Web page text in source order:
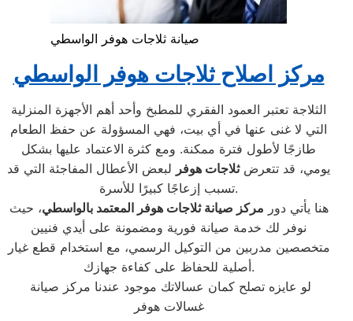
صيانة ثلاجات هوفر الواسطي
مركز اصلاح ثلاجات هوفر الواسطي
الثلاجة تعتبر العمود الفقري للمطبخ وأحد أهم الأجهزة المنزلية
التي لا غنى عنها في أي بيت، فهي المسؤولة عن حفظ الطعام
طازجًا لأطول فترة ممكنة. ومع كثرة الاعتماد عليها بشكل
يومي، قد تتعرضثلاجات هوفر لبعض الأعطال المفاجئة التي قد
تسبب إزعاجًا كبيرًا للأسرة.
هنا يأتي دور مركز صيانة ثلاجات هوفر المعتمد بالواسطي، حيث
نوفر لك خدمة صيانة فورية ومضمونة على أيدي فنيين
متخصصين مدربين من التوكيل الرسمي، مع استخدام قطع غيار
أصلية للحفاظ على كفاءة جهازك.
غسالات هوفر